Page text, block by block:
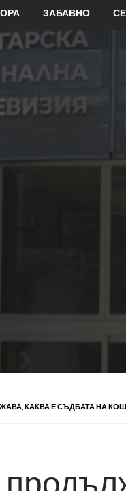
ЗАБАВНО
КАКВА Е СЪДБАТА НА